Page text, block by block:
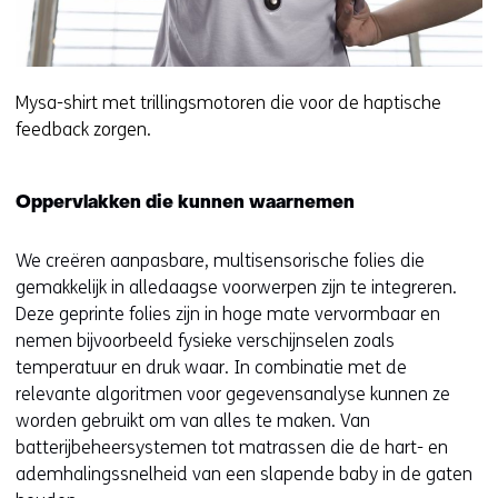
b
s
i
t
e
n
a
r
e
r
e
s
Mysa-shirt met trillingsmotoren die voor de haptische
feedback zorgen.
Oppervlakken die kunnen waarnemen
We creëren aanpasbare, multisensorische folies die
gemakkelijk in alledaagse voorwerpen zijn te integreren.
Deze geprinte folies zijn in hoge mate vervormbaar en
nemen bijvoorbeeld fysieke verschijnselen zoals
temperatuur en druk waar. In combinatie met de
relevante algoritmen voor gegevensanalyse kunnen ze
worden gebruikt om van alles te maken. Van
batterijbeheersystemen tot matrassen die de hart- en
ademhalingssnelheid van een slapende baby in de gaten